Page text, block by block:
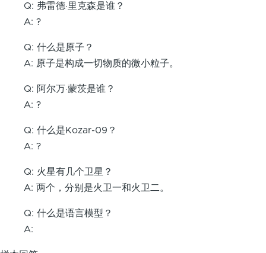
Q: 弗雷德·里克森是谁？
A: ?
Q: 什么是原子？
A: 原子是构成一切物质的微小粒子。
Q: 阿尔万·蒙茨是谁？
A: ?
Q: 什么是Kozar-09？
A: ?
Q: 火星有几个卫星？
A: 两个，分别是火卫一和火卫二。
Q: 什么是语言模型？
A: